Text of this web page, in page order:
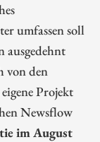
umfassen soll
ausgedehnt
von den
Projekt
Newsflow
im August